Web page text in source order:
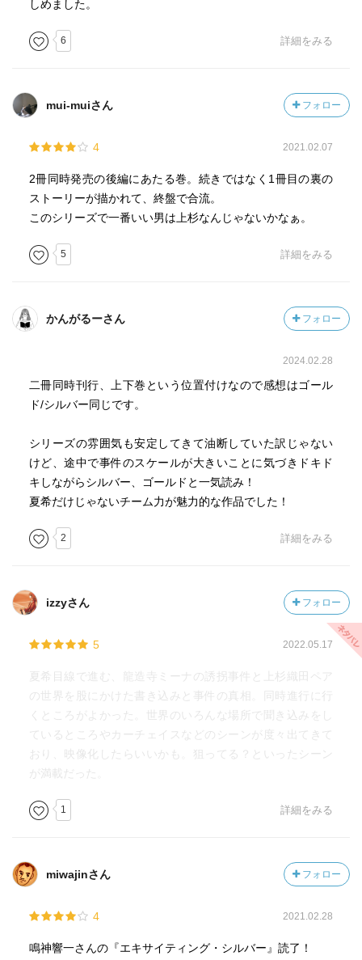
しめました。
6 詳細をみる
mui-muiさん フォロー
4 2021.02.07
2冊同時発売の後編にあたる巻。続きではなく1冊目の裏の
ストーリーが描かれて、終盤で合流。
このシリーズで一番いい男は上杉なんじゃないかなぁ。
5 詳細をみる
かんがるーさん フォロー
2024.02.28
二冊同時刊行、上下巻という位置付けなので感想はゴール
ド/シルバー同じです。
シリーズの雰囲気も安定してきて油断していた訳じゃない
けど、途中で事件のスケールが大きいことに気づきドキド
キしながらシルバー、ゴールドと一気読み！
夏希だけじゃないチーム力が魅力的な作品でした！
2 詳細をみる
izzyさん フォロー
5 2022.05.17
夏希目線で進む、龍造寺ミーナの誘拐事件と上杉織田ペア
の世界を股にかけた書き込みと事件の真相。同時進行に行
くところがよかった。世界のいろんな場所で聞き込みをし
ているところやカーチェイスなどのシーンが度々出てきて
おり、映像化したらいいかも。狙ってる？といったシーン
が満載だった。
1 詳細をみる
miwajinさん フォロー
4 2021.02.28
鳴神響一さんの『エキサイティング・シルバー』読了！